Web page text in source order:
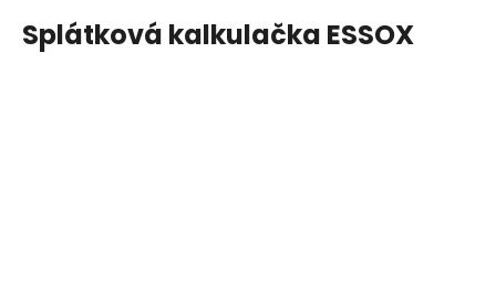
Splátková kalkulačka ESSOX